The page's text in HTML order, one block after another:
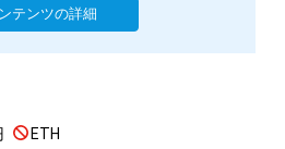
テンツの詳細
ETH